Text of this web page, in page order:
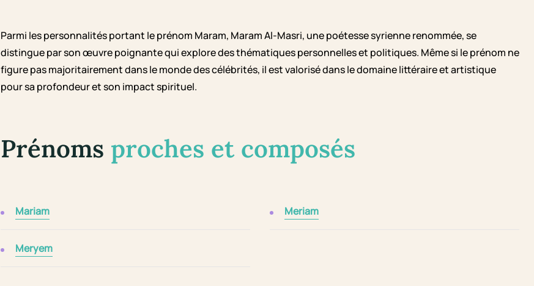
Parmi les personnalités portant le prénom Maram, Maram Al-Masri, une poétesse syrienne renommée, se
distingue par son œuvre poignante qui explore des thématiques personnelles et politiques. Même si le prénom ne
figure pas majoritairement dans le monde des célébrités, il est valorisé dans le domaine littéraire et artistique
pour sa profondeur et son impact spirituel.
Prénoms proches et composés
Mariam Meriam
Meryem